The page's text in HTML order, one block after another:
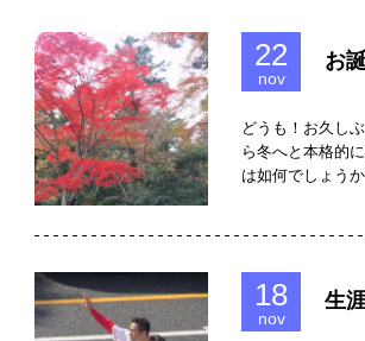
22
nov
お
どうも！お久し
ら冬へと本格的
は如何でしょう
18
nov
生